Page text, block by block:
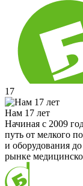
17
Нам 17 лет
Начиная с 2009
путь от мелкого
и оборудования
рынке